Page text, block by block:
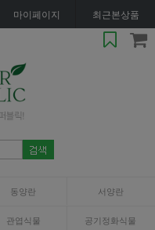
마이페이지 최근본상품
동양란 서양란
관엽식물 공기정화식물